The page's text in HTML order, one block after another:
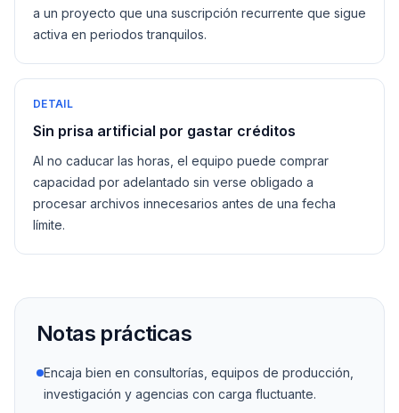
a un proyecto que una suscripción recurrente que sigue
activa en periodos tranquilos.
DETAIL
Sin prisa artificial por gastar créditos
Al no caducar las horas, el equipo puede comprar
capacidad por adelantado sin verse obligado a
procesar archivos innecesarios antes de una fecha
límite.
Notas prácticas
Encaja bien en consultorías, equipos de producción,
investigación y agencias con carga fluctuante.